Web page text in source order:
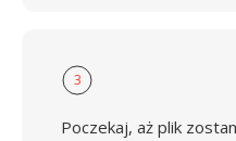
3
Poczekaj, aż plik